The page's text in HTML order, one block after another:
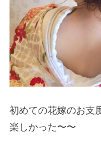
初めての花嫁のお支
楽しかった〜〜